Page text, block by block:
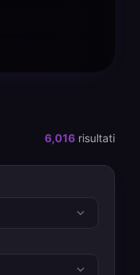
6,016 risultati